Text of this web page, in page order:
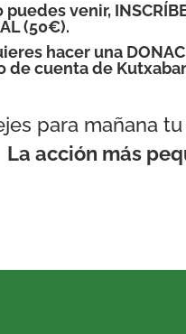
venir,
(50€).
hacer una
de cuenta de
para mañana
La acción más